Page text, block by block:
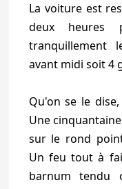
La voiture est
deux heures
tranquillement
avant midi soit 4
Qu'on se le
Une
sur le rond
Un feu tout à
barnum tendu